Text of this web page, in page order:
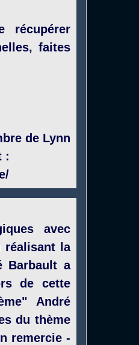
récupérer
faites
de Lynn
:
avec
réalisant la
Barbault a
de cette
André
du thème
remercie -